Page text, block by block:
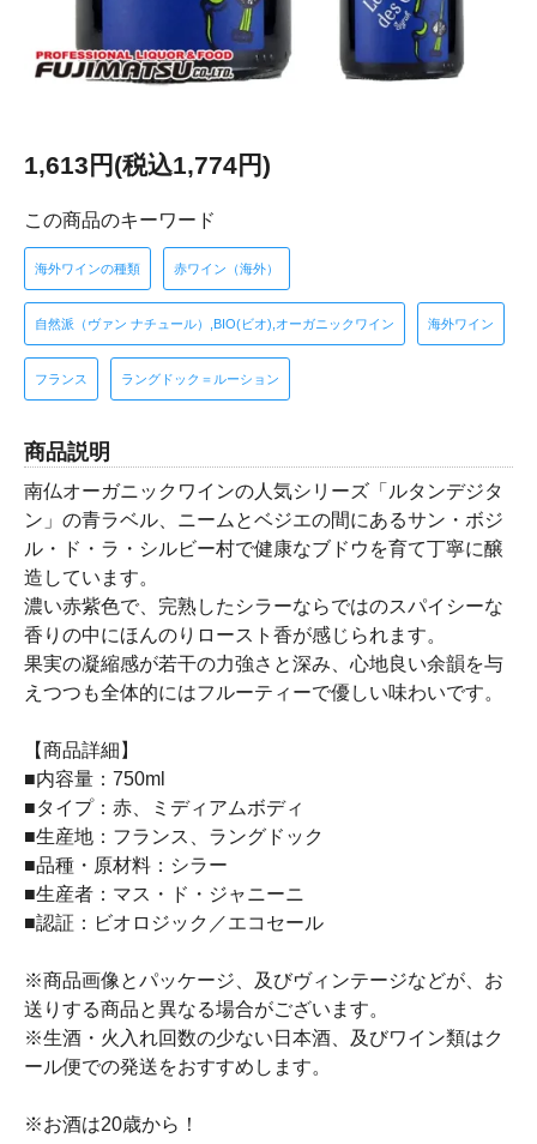
1,613円(税込1,774円)
この商品のキーワード
海外ワインの種類 赤ワイン（海外）
自然派（ヴァン ナチュール）,BIO(ビオ),オーガニックワイン 海外ワイン
フランス ラングドック＝ルーション
商品説明
南仏オーガニックワインの人気シリーズ「ルタンデジタ
ン」の青ラベル、ニームとベジエの間にあるサン・ボジ
ル・ド・ラ・シルビー村で健康なブドウを育て丁寧に醸
造しています。
濃い赤紫色で、完熟したシラーならではのスパイシーな
香りの中にほんのりロースト香が感じられます。
果実の凝縮感が若干の力強さと深み、心地良い余韻を与
えつつも全体的にはフルーティーで優しい味わいです。
【商品詳細】
■内容量：750ml
■タイプ：赤、ミディアムボディ
■生産地：フランス、ラングドック
■品種・原材料：シラー
■生産者：マス・ド・ジャニーニ
■認証：ビオロジック／エコセール
※商品画像とパッケージ、及びヴィンテージなどが、お
送りする商品と異なる場合がございます。
※生酒・火入れ回数の少ない日本酒、及びワイン類はク
ール便での発送をおすすめします。
※お酒は20歳から！